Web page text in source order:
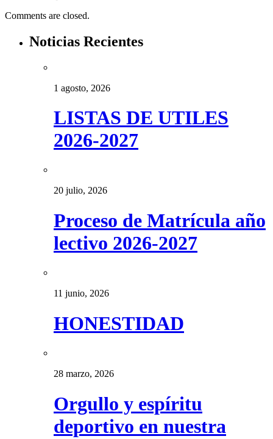
Comments are closed.
Noticias Recientes
1 agosto, 2026
LISTAS DE UTILES
2026-2027
20 julio, 2026
Proceso de Matrícula año
lectivo 2026-2027
11 junio, 2026
HONESTIDAD
28 marzo, 2026
Orgullo y espíritu
deportivo en nuestra